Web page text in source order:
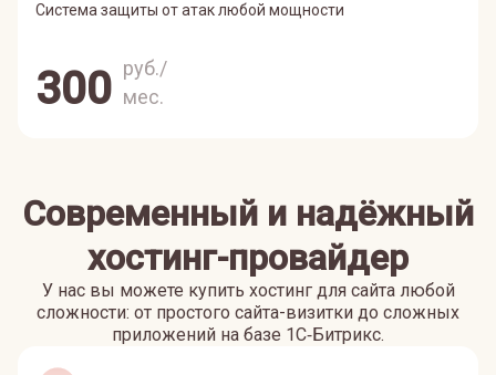
Система защиты от атак любой мощности
300 руб./
мес.
Современный и надёжный
хостинг-провайдер
У нас вы можете купить хостинг для сайта любой
сложности: от простого сайта-визитки до сложных
приложений на базе 1С‑Битрикс.